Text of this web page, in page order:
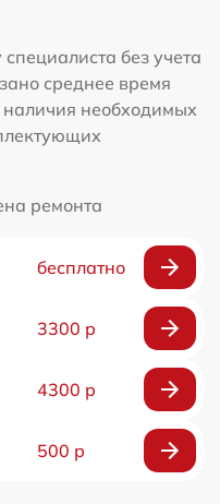
без учета
среднее время
наличия необходимых
ремонта
бесплатно
3300 р
4300 р
500 р